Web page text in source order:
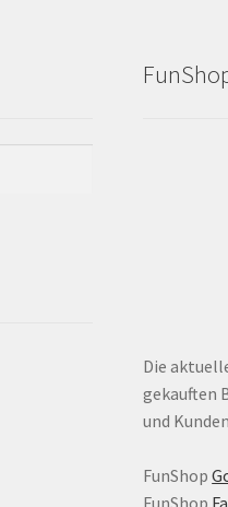
Die
gekauften
und
FunShop
FunShop